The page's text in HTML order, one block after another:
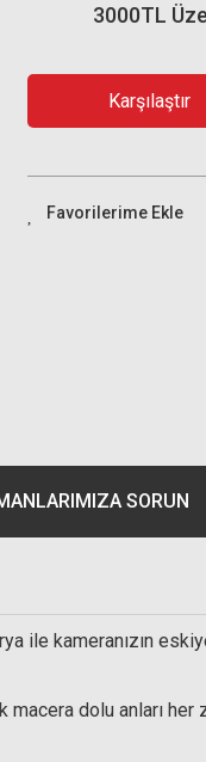
3000TL
Karşılaştır
SORUN
ile kameranızın
macera dolu anları